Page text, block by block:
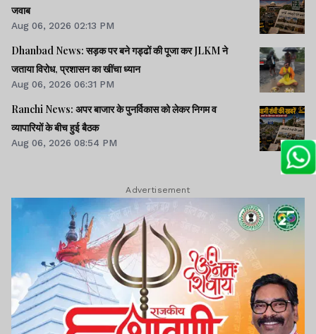
जवाब
Aug 06, 2026 02:13 PM
Dhanbad News: सड़क पर बने गड्ढों की पूजा कर JLKM ने
जताया विरोध, प्रशासन का खींचा ध्यान
Aug 06, 2026 06:31 PM
Ranchi News: अपर बाजार के पुनर्विकास को लेकर निगम व
व्यापारियों के बीच हुई बैठक
Aug 06, 2026 08:54 PM
Advertisement